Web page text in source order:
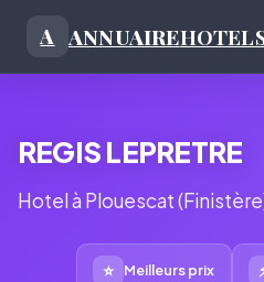
A ANNUAIRE
REGIS LEPRETRE
Hotel à Plouescat
⭐ Meilleurs prix